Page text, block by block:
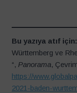
Bu yazıya atıf için:
Württemberg ve
“, Panorama,
https://
2021-baden-